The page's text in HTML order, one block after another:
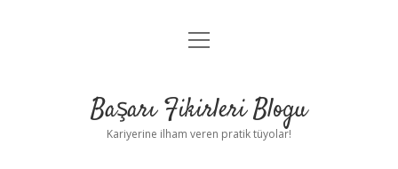
Anasayfa
Yasal Uyarı
menüyü
Başarı Fikirleri Blogu
Kariyerine ilham veren pratik tüyolar!